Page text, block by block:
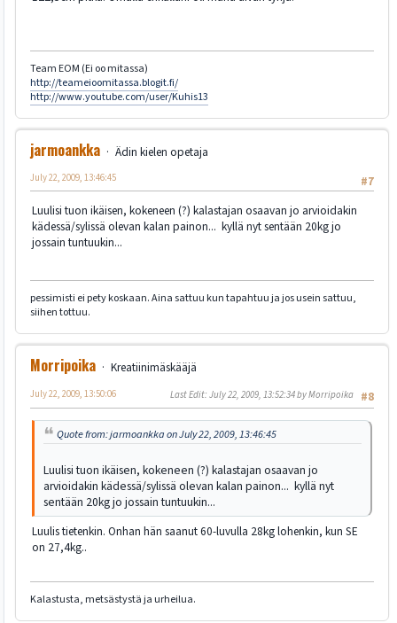
Team EOM (Ei oo mitassa)
http://teameioomitassa.blogit.fi/
http://www.youtube.com/user/Kuhis13
jarmoankka
Ädin kielen opetaja
#7
July 22, 2009, 13:46:45
Luulisi tuon ikäisen, kokeneen (?) kalastajan osaavan jo arvioidakin
kädessä/sylissä olevan kalan painon... kyllä nyt sentään 20kg jo
jossain tuntuukin...
pessimisti ei pety koskaan. Aina sattuu kun tapahtuu ja jos usein sattuu,
siihen tottuu.
Morripoika
Kreatiinimäskääjä
#8
July 22, 2009, 13:50:06 Last Edit: July 22, 2009, 13:52:34 by Morripoika
Quote from: jarmoankka on July 22, 2009, 13:46:45
Luulisi tuon ikäisen, kokeneen (?) kalastajan osaavan jo
arvioidakin kädessä/sylissä olevan kalan painon... kyllä nyt
sentään 20kg jo jossain tuntuukin...
Luulis tietenkin. Onhan hän saanut 60-luvulla 28kg lohenkin, kun SE
on 27,4kg..
Kalastusta, metsästystä ja urheilua.